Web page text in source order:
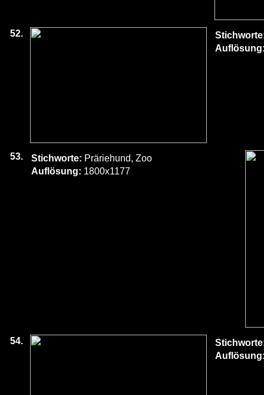
52.
53. Stichworte: Präriehund, Zoo
Auflösung: 1800x1177
54.